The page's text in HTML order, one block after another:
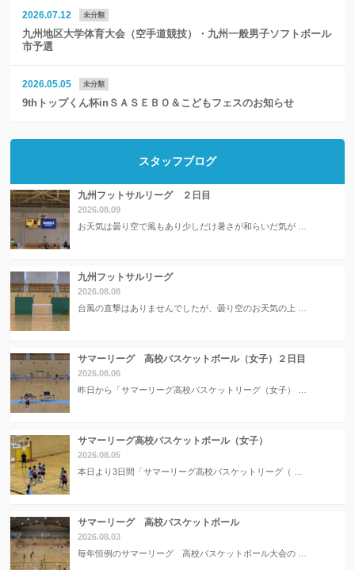
2026.07.12 未分類
九州地区大学体育大会（空手道競技）・九州一般男子ソフトボール
市予選
2026.05.05 未分類
9thトップくん杯inＳＡＳＥＢＯ＆こどもフェスのお知らせ
スタッフブログ
九州フットサルリーグ ２日目
2026.08.09
お天気は曇り空で風もあり少しだけ暑さが和らいだ気が …
九州フットサルリーグ
2026.08.08
台風の直撃はありませんでしたが、曇り空のお天気の上 …
サマーリーグ 高校バスケットボール（女子）２日目
2026.08.06
昨日から「サマーリーグ高校バスケットリーグ（女子） …
サマーリーグ高校バスケットボール（女子）
2026.08.05
本日より3日間「サマーリーグ高校バスケットリーグ（ …
サマーリーグ 高校バスケットボール
2026.08.03
毎年恒例のサマーリーグ 高校バスケットボール大会の …